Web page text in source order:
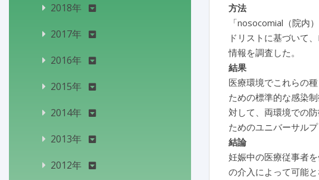
方法
「nosocomial（院内
ドリストに基づいて
情報を調査した。
結果
医療環境でこれらの
ための標準的な感染
対して、両環境での
ためのユニバーサル
結論
妊娠中の医療従事者
の介入によって可能
2018年
2017年
2016年
2015年
2014年
2013年
2012年